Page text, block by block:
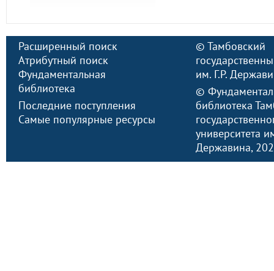
Расширенный поиск
Атрибутный поиск
Фундаментальная
библиотека
Последние поступления
Самые популярные ресурсы
© Тамбовский
им. Г.Р.
©
библиотека
университета
Державина,